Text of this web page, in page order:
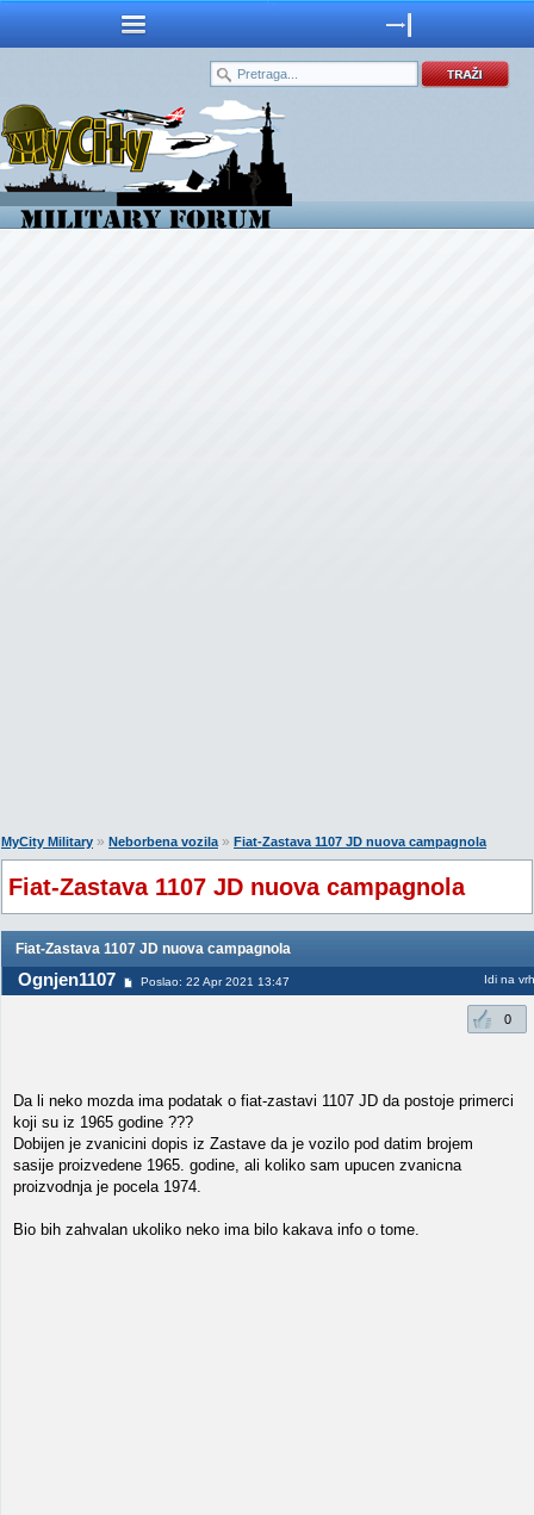
MyCity Military » Neborbena vozila» Fiat-Zastava 1107 JD nuova campagnola
Fiat-Zastava 1107 JD nuova campagnola
Fiat-Zastava 1107 JD nuova campagnola
Ognjen1107 Poslao: 22 Apr 2021 13:47 Idi na vrh
0
Da li neko mozda ima podatak o fiat-zastavi 1107 JD da postoje primerci
koji su iz 1965 godine ???
Dobijen je zvanicini dopis iz Zastave da je vozilo pod datim brojem
sasije proizvedene 1965. godine, ali koliko sam upucen zvanicna
proizvodnja je pocela 1974.
Bio bih zahvalan ukoliko neko ima bilo kakava info o tome.